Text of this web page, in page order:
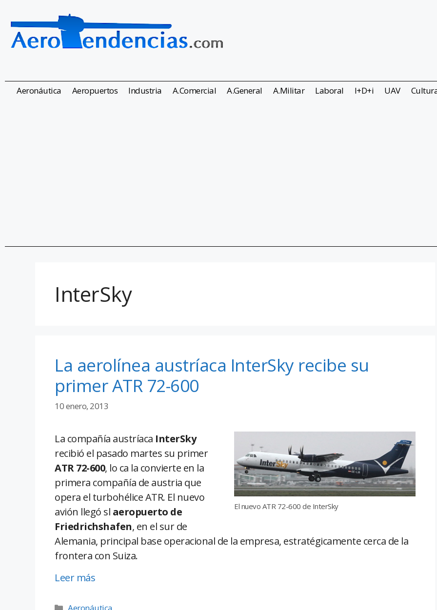
Aeronáutica Aeropuertos Industria A.Comercial A.General A.Militar Laboral I+D+i UAV
InterSky
La aerolínea austríaca InterSky recibe su
primer ATR 72-600
10 enero, 2013
El nuevo ATR 72-600 de InterSky
La compañía austríaca InterSky
recibió el pasado martes su primer
ATR 72-600, lo ca la convierte en la
primera compañía de austria que
opera el turbohélice ATR. El nuevo
avión llegó sl aeropuerto de
Friedrichshafen, en el sur de
Alemania, principal base operacional de la empresa, estratégicamente cerca de la
frontera con Suiza.
Leer más